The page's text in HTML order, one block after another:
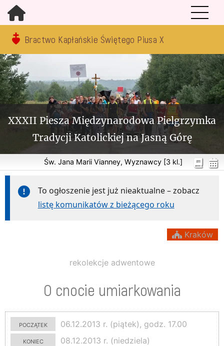
Bractwo Kapłańskie Świętego Piusa X
XXXII Piesza Międzynarodowa Pielgrzymka
Tradycji Katolickiej na Jasną Górę
Św. Jana Marii Vianney, Wyznawcy [3 kl.]
To ogłoszenie jest już nieaktualne – zobacz
listę komunikatów z bieżącego roku
Kraków
rekolekcje adwentowe
O cnocie umiarkowania
początek
06.12.2013 r. (piątek), godz. 17.00
koniec
08.12.2013 r. (niedziela)